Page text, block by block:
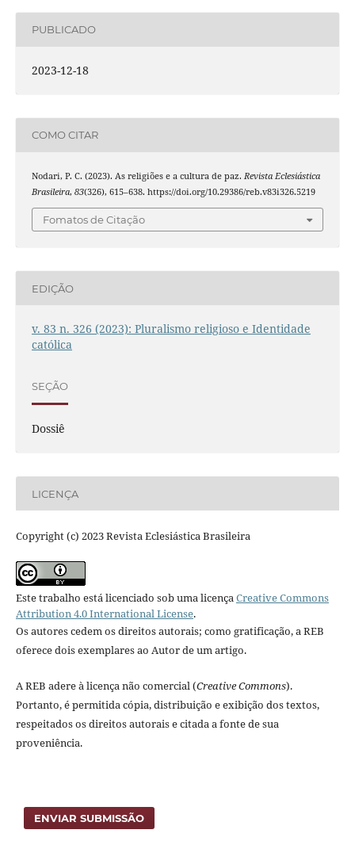
PUBLICADO
2023-12-18
COMO CITAR
Nodari, P. C. (2023). As religiões e a cultura de paz. Revista Eclesiástica
Brasileira, 83(326), 615–638. https://doi.org/10.29386/reb.v83i326.5219
Fomatos de Citação
EDIÇÃO
v. 83 n. 326 (2023): Pluralismo religioso e Identidade
católica
SEÇÃO
Dossiê
LICENÇA
Copyright (c) 2023 Revista Eclesiástica Brasileira
Este trabalho está licenciado sob uma licençaCreative Commons
Attribution 4.0 International License.
Os autores cedem os direitos autorais; como gratificação, a REB
oferece dois exemplares ao Autor de um artigo.
A REB adere à licença não comercial (Creative Commons).
Portanto, é permitida cópia, distribuição e exibição dos textos,
respeitados os direitos autorais e citada a fonte de sua
proveniência.
ENVIAR SUBMISSÃO